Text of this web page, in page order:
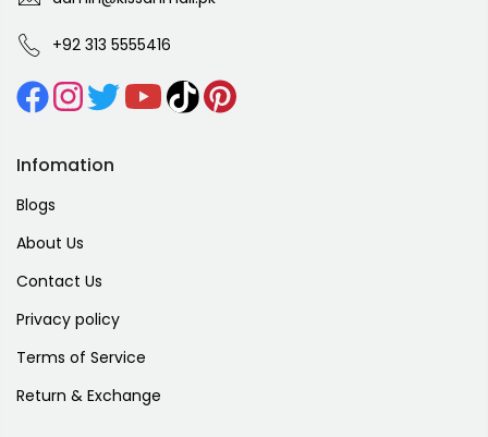
+92 313 5555416
Infomation
Blogs
About Us
Contact Us
Privacy policy
Terms of Service
Return & Exchange